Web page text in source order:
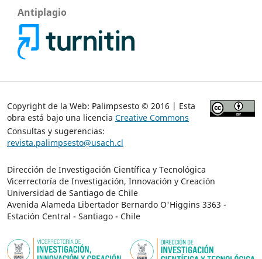
Antiplagio
Copyright de la Web: Palimpsesto © 2016 | Esta
obra está bajo una licencia Creative Commons
Consultas y sugerencias:
revista.palimpsesto@usach.cl
Dirección de Investigación Científica y Tecnológica
Vicerrectoría de Investigación, Innovación y Creación
Universidad de Santiago de Chile
Avenida Alameda Libertador Bernardo O'Higgins 3363 -
Estación Central - Santiago - Chile